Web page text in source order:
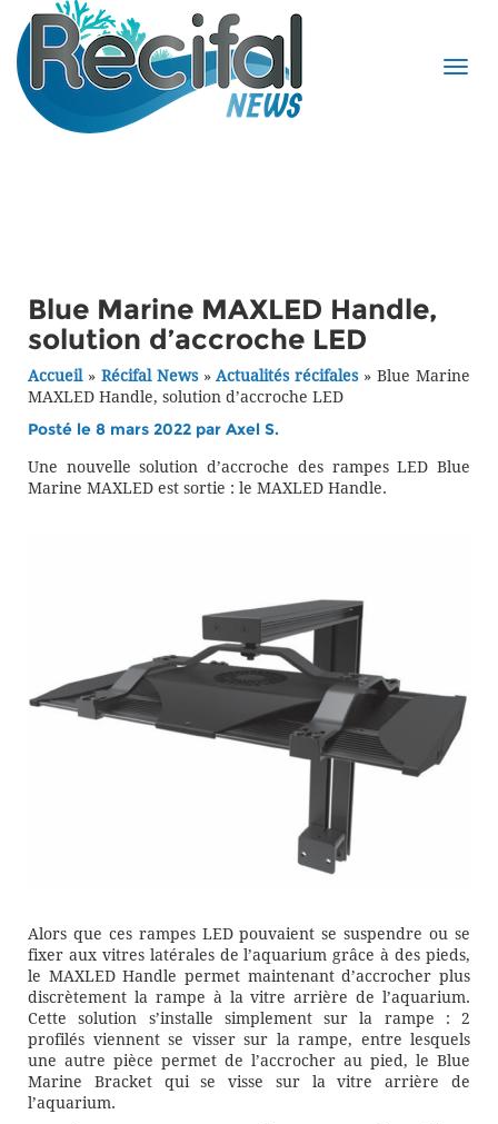
Blue Marine MAXLED Handle,
solution d’accroche LED
Accueil» Récifal News»Actualités récifales»Blue Marine
MAXLED Handle, solution d’accroche LED
Posté le 8 mars 2022 par Axel S.
Une nouvelle solution d’accroche des rampes LED Blue
Marine MAXLED est sortie : le MAXLED Handle.
Alors que ces rampes LED pouvaient se suspendre ou se
fixer aux vitres latérales de l’aquarium grâce à des pieds,
le MAXLED Handle permet maintenant d’accrocher plus
discrètement la rampe à la vitre arrière de l’aquarium.
Cette solution s’installe simplement sur la rampe : 2
profilés viennent se visser sur la rampe, entre lesquels
une autre pièce permet de l’accrocher au pied, le Blue
Marine Bracket qui se visse sur la vitre arrière de
l’aquarium.